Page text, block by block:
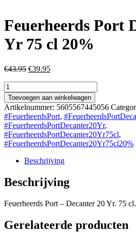
Feuerheerds Port
Yr 75 cl 20%
€43.95 Oorspronkelijke
€43.95.
€39.95Huidige
€39.95.
Feuerheerds
Port
Decanter
20
Yr
75
cl
20%
aantal
Toevoegen aan winkelwagen
Artikelnummer: 5605567445056
#FeuerheerdsPort,
#FeuerheerdsPortDecanter20Yr,
#FeuerheerdsPortDecanter20Yr75cl,
#FeuerheerdsPortDecanter20Yr75cl20%
Beschrijving
Beschrijving
Feuerheerds Port – Decanter 20 Yr. 75
Gerelateerde producten